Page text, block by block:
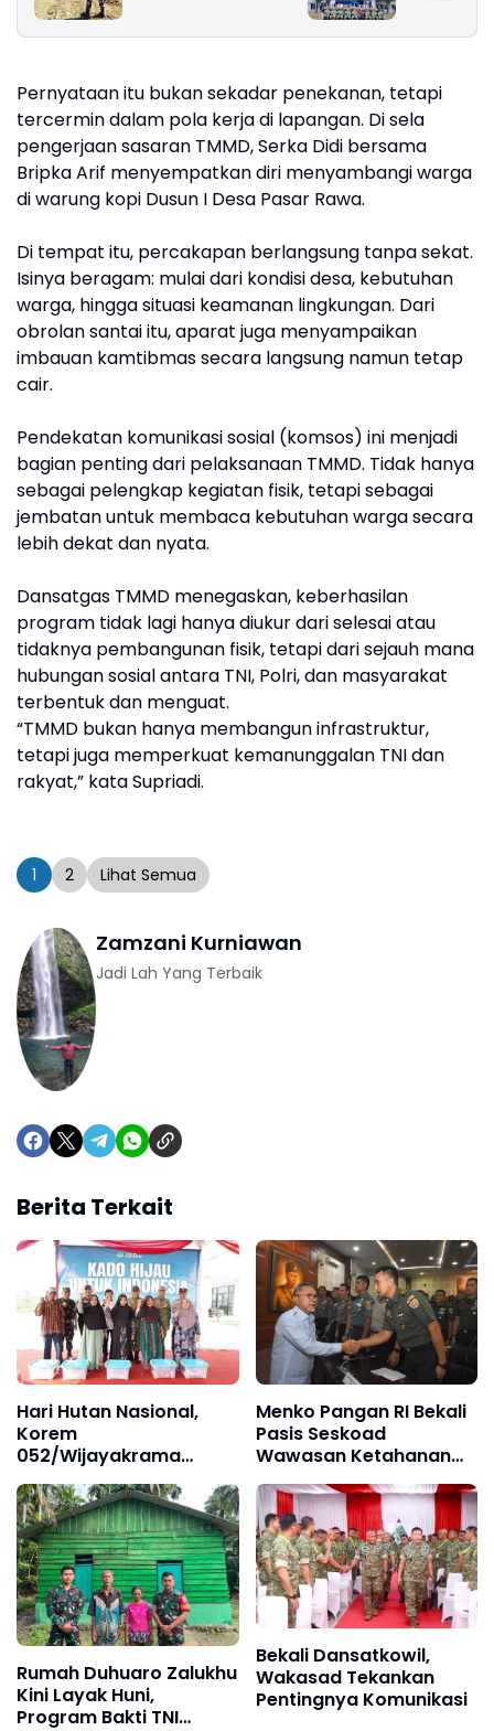
Pernyataan itu bukan sekadar penekanan, tetapi
tercermin dalam pola kerja di lapangan. Di sela
pengerjaan sasaran TMMD, Serka Didi bersama
Bripka Arif menyempatkan diri menyambangi warga
di warung kopi Dusun I Desa Pasar Rawa.
Di tempat itu, percakapan berlangsung tanpa sekat.
Isinya beragam: mulai dari kondisi desa, kebutuhan
warga, hingga situasi keamanan lingkungan. Dari
obrolan santai itu, aparat juga menyampaikan
imbauan kamtibmas secara langsung namun tetap
cair.
Pendekatan komunikasi sosial (komsos) ini menjadi
bagian penting dari pelaksanaan TMMD. Tidak hanya
sebagai pelengkap kegiatan fisik, tetapi sebagai
jembatan untuk membaca kebutuhan warga secara
lebih dekat dan nyata.
Dansatgas TMMD menegaskan, keberhasilan
program tidak lagi hanya diukur dari selesai atau
tidaknya pembangunan fisik, tetapi dari sejauh mana
hubungan sosial antara TNI, Polri, dan masyarakat
terbentuk dan menguat.
“TMMD bukan hanya membangun infrastruktur,
tetapi juga memperkuat kemanunggalan TNI dan
rakyat,” kata Supriadi.
1 2 Lihat Semua
Zamzani Kurniawan
Jadi Lah Yang Terbaik
Berita Terkait
Hari Hutan Nasional,
Korem
052/Wijayakrama
Tanam 2.000 Pohon
Sebagai "Kado untuk
Indonesia"
Menko Pangan RI Bekali
Pasis Seskoad
Wawasan Ketahanan
Nasional
Rumah Duhuaro Zalukhu
Kini Layak Huni,
Program Bakti TNI
Bekali Dansatkowil,
Wakasad Tekankan
Pentingnya Komunikasi